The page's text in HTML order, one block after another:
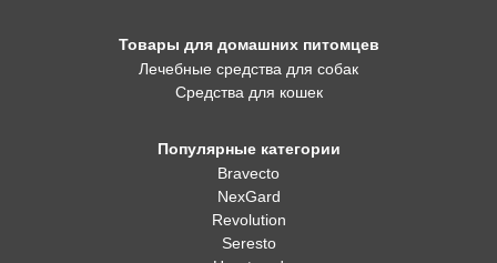
Товары для домашних питомцев
Лечебные средства для собак
Средства для кошек
Популярные категории
Bravecto
NexGard
Revolution
Seresto